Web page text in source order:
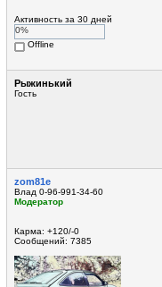
Активность за 30 дней
0%
Offline
Рыжинький
Гость
zom81e
Влад 0-96-991-34-60
Модератор
Карма: +120/-0
Сообщений: 7385